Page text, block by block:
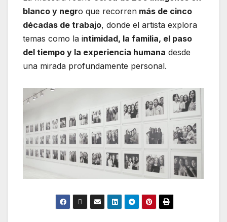
blanco y negro que recorren más de cinco
décadas de trabajo, donde el artista explora
temas como la intimidad, la familia, el paso
del tiempo y la experiencia humana desde
una mirada profundamente personal.